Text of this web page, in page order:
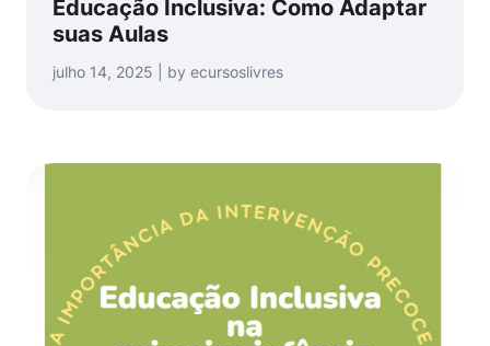
Educação Inclusiva: Como Adaptar
suas Aulas
julho 14, 2025 | by ecursoslivres